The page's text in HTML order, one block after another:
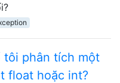
tôi phân tích một
float hoặc int?